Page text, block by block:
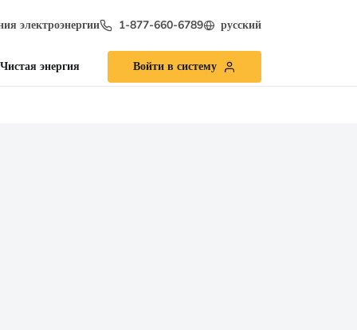
электроэнергии 1-877-660-6789 русский
Чистая энергия Войти в систему